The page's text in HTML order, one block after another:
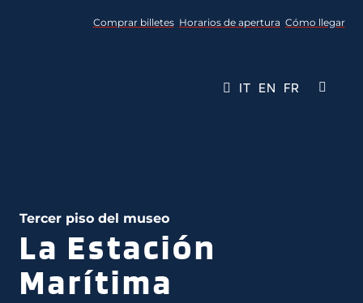
Comprar billetes Horarios de apertura Cómo llegar
IT EN FR
Toggle
Tercer piso del museo
La Estación
Marítima